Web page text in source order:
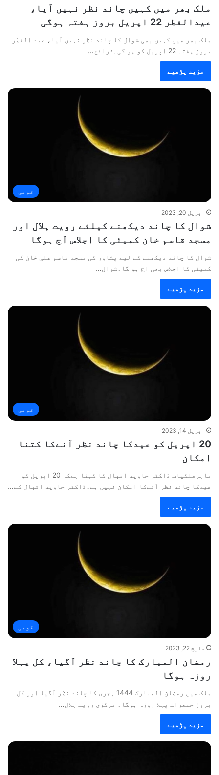
ملک بھر میں کہیں چاند نظر نہیں آیا،
عیدالفطر 22 اپریل بروز ہفتہ ہوگی
ملک بھر میں کہیں بھی شوال کا چاند نظر نہیں آیا، عید الفطر
بروز ہفتہ 22 اپریل کو ہو گی۔ذرائع…
مزید پڑھیے
قومی
اپریل 20, 2023
شوال کا چاند دیکھنے کیلئے رویت ہلال اور
مسجد قاسم خان کمیٹی کا اجلاس آج ہوگا
شوال کا چاند دیکھنے کے لیے پشاور کی مسجد قاسم علی خان کی
کمیٹی کا اجلاس بھی آج ہو گا۔شوال…
مزید پڑھیے
قومی
اپریل 14, 2023
20 اپریل کو عیدکا چاند نظر آنےکا کتنا
امکان
ماہرفلکیات ڈاکٹر جاوید اقبال کا کہنا ہےکہ 20 اپریل کو
عیدکا چاند نظر آنےکا امکان نہیں ہے۔ڈاکٹر جاوید اقبال کے…
مزید پڑھیے
قومی
مارچ 22, 2023
رمضان المبارک کا چاند نظر آگیا، کل پہلا
روزہ ہوگا
ملک میں رمضان المبارک 1444 ہجری کا چاند نظر آگیا اور کل
بروز جمعرات پہلا روزہ ہوگا۔ مرکزی رویت ہلال…
مزید پڑھیے